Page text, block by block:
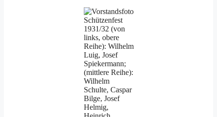
Schützenfest
1931/32 (von
links, obere
Reihe): Wilhelm
Luig, Josef
Spiekermann;
(mittlere Reihe):
Wilhelm
Schulte, Caspar
Bilge, Josef
Helmig,